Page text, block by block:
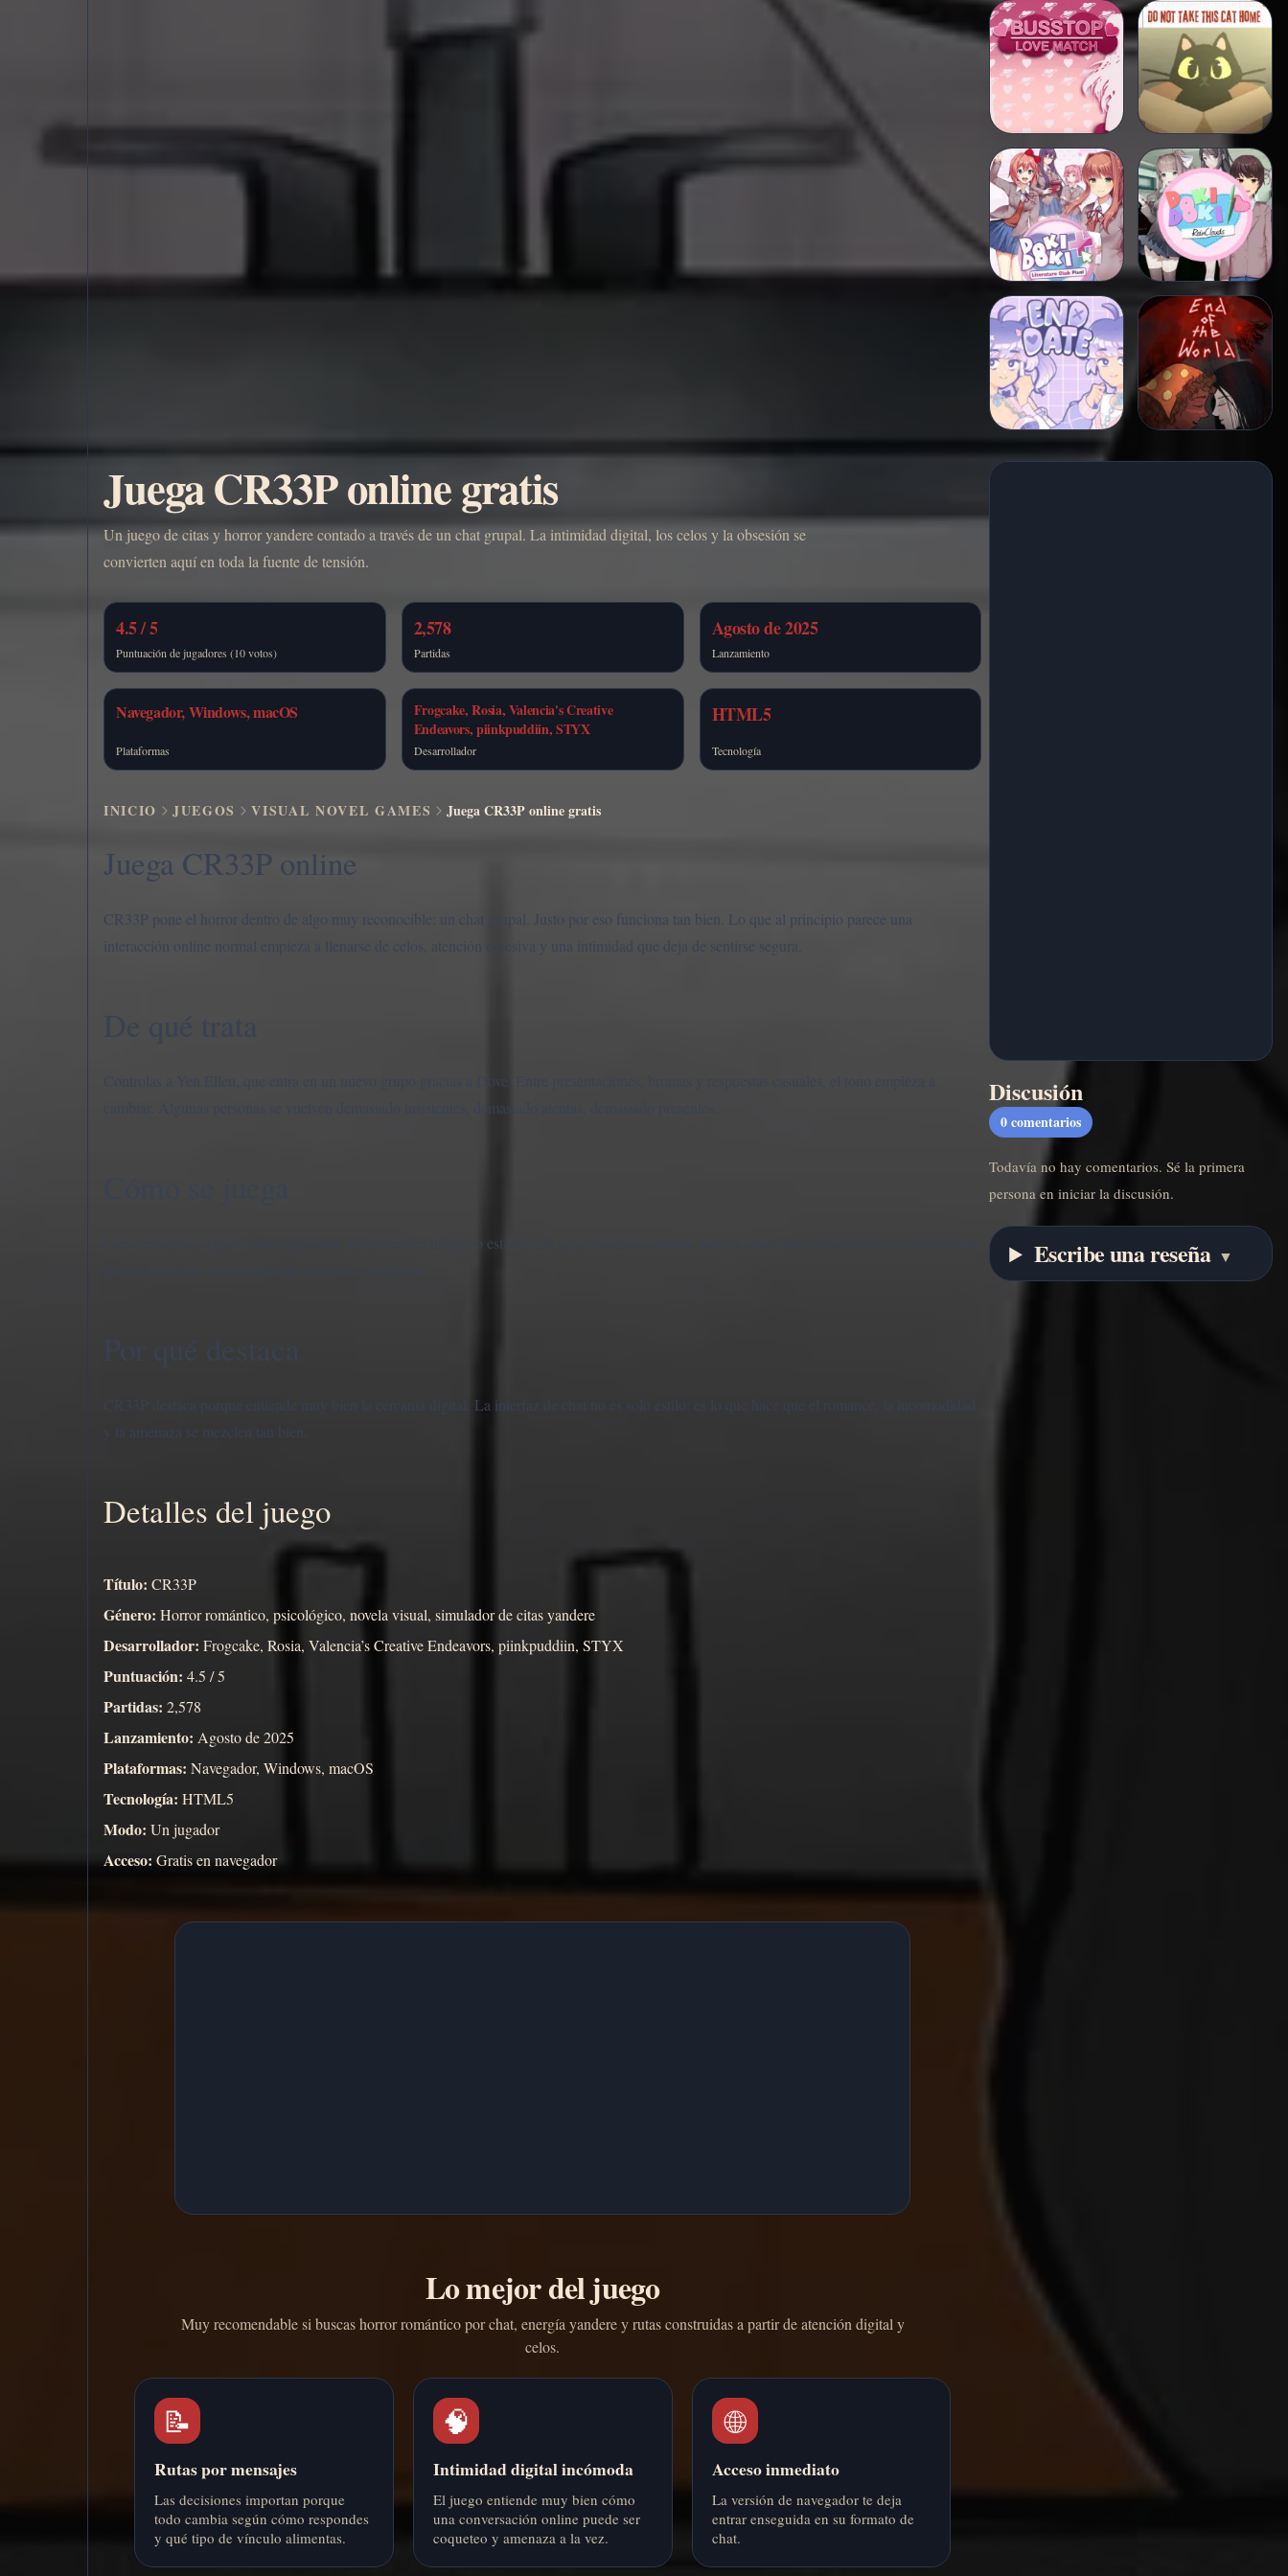
Juega CR33P online gratis
Un juego de citas y horror yandere contado a través de un chat grupal. La intimidad digital, los celos y la obsesión se
convierten aquí en toda la fuente de tensión.
4.5 / 5
Puntuación de jugadores (10 votos)
2,578
Partidas
Agosto de 2025
Lanzamiento
Navegador, Windows, macOS
Plataformas
Frogcake, Rosia, Valencia's Creative
Endeavors, piinkpuddiin, STYX
Desarrollador
HTML5
Tecnología
INICIO JUEGOS VISUAL NOVEL GAMES Juega CR33P online gratis
Juega CR33P online
CR33P pone el horror dentro de algo muy reconocible: un chat grupal. Justo por eso funciona tan bien. Lo que al principio parece una
interacción online normal empieza a llenarse de celos, atención excesiva y una intimidad que deja de sentirse segura.
De qué trata
Controlas a Yen Ellen, que entra en un nuevo grupo gracias a Dove. Entre presentaciones, bromas y respuestas casuales, el tono empieza a
cambiar. Algunas personas se vuelven demasiado insistentes, demasiado atentas, demasiado presentes.
Lees mensajes y eliges cómo responder. El interés del juego no está en una gran mecánica externa, sino en cómo una conversación va torciéndose
Por qué destaca
CR33P destaca porque entiende muy bien la cercanía digital. La interfaz de chat no es solo estilo: es lo que hace que el romance, la incomodidad
y la amenaza se mezclen tan bien.
Detalles del juego
Título: CR33P
Género: Horror romántico, psicológico, novela visual, simulador de citas yandere
Desarrollador: Frogcake, Rosia, Valencia’s Creative Endeavors, piinkpuddiin, STYX
Puntuación: 4.5 / 5
Partidas: 2,578
Lanzamiento: Agosto de 2025
Plataformas: Navegador, Windows, macOS
Tecnología: HTML5
Modo: Un jugador
Acceso: Gratis en navegador
Lo mejor del juego
Muy recomendable si buscas horror romántico por chat, energía yandere y rutas construidas a partir de atención digital y
celos.
📝
Rutas por mensajes
Las decisiones importan porque
todo cambia según cómo respondes
y qué tipo de vínculo alimentas.
🧠
Intimidad digital incómoda
El juego entiende muy bien cómo
una conversación online puede ser
coqueteo y amenaza a la vez.
🌐
Acceso inmediato
La versión de navegador te deja
entrar enseguida en su formato de
chat.
Discusión
0 comentarios
Todavía no hay comentarios. Sé la primera
persona en iniciar la discusión.
Escribe una reseña ▼